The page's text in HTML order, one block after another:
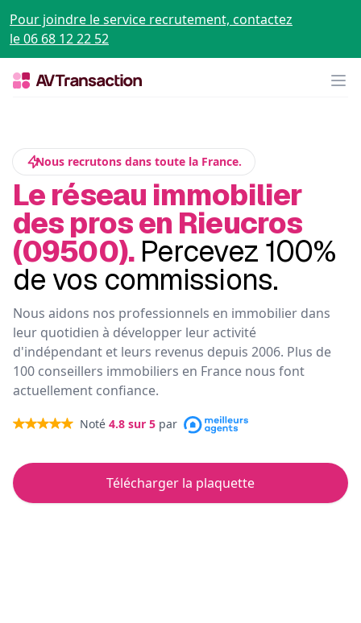
Pour joindre le service recrutement, contactez
le 06 68 12 22 52
Nous recrutons dans toute la France.
Le réseau immobilier
des pros en Rieucros
(09500). Percevez 100%
de vos commissions.
Nous aidons nos professionnels en immobilier dans
leur quotidien à développer leur activité
d'indépendant et leurs revenus depuis 2006. Plus de
100 conseillers immobiliers en France nous font
actuellement confiance.
Noté 4.8 sur 5 par
Télécharger la plaquette